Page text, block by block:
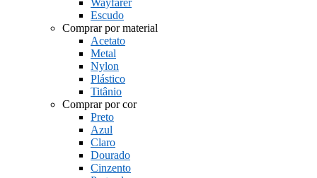
Wayfarer
Escudo
Comprar por material
Acetato
Metal
Nylon
Plástico
Titânio
Comprar por cor
Preto
Azul
Claro
Dourado
Cinzento